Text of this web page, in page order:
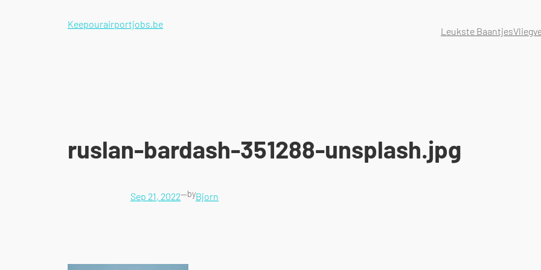
Keepourairportjobs.be
Leukste Baantjes
ruslan-bardash-351288-unsplash.jpg
Sep 21, 2022—byBjorn